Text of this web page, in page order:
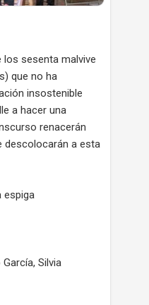
los sesenta malvive
que no ha
insostenible
a hacer una
renacerán
descolocarán a esta
espiga
Silvia